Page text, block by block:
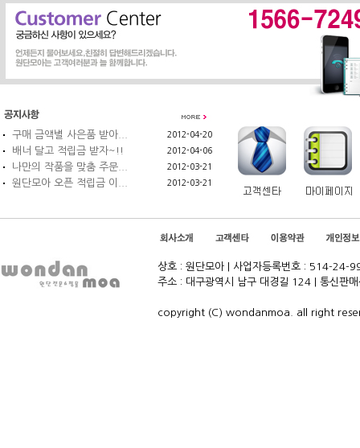
구매 금액별 사은품 받아... 2012-04-20
배너 달고 적립금 받자~!! 2012-04-06
나만의 작품을 맞춤 주문... 2012-03-21
원단모아 오픈 적립금 이... 2012-03-21
상호 : 원단모아 | 사업자등록번호 : 514-24-
주소 : 대구광역시 남구 대경길 124 | 통신
copyright (C) wondanmoa. all right